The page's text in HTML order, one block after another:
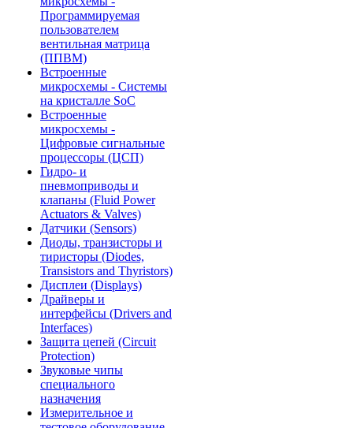
Программируемая
пользователем
вентильная матрица
(ППВМ)
Встроенные
микросхемы - Системы
на кристалле SoC
Встроенные
микросхемы -
Цифровые сигнальные
процессоры (ЦСП)
Гидро- и
пневмоприводы и
клапаны (Fluid Power
Actuators & Valves)
Датчики (Sensors)
Диоды, транзисторы и
тиристоры (Diodes,
Transistors and Thyristors)
Дисплеи (Displays)
Драйверы и
интерфейсы (Drivers and
Interfaces)
Защита цепей (Circuit
Protection)
Звуковые чипы
специального
назначения
Измерительное и